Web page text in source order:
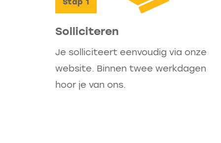
functie iets voor jou is? Laat het
benieuwd naar je verhaal en
Solliciteren
Je solliciteert eenvoudig via onze
website. Binnen twee werkdagen
hoor je van ons.